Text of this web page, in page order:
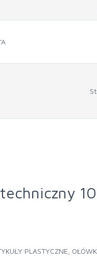
PLASTYCZNE